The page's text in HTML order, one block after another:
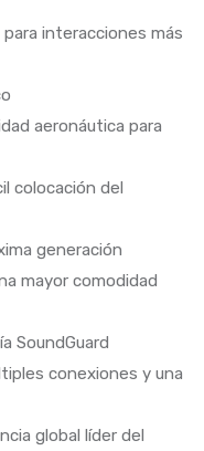
para interacciones más
aeronáutica para
colocación del
generación
mayor comodidad
SoundGuard
conexiones y una
global líder del